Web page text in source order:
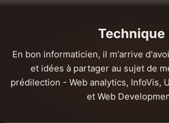
Technique
En bon informaticien, il m'arrive
et idées à partager au sujet de
prédilection - Web analytics, InfoVis,
et Web